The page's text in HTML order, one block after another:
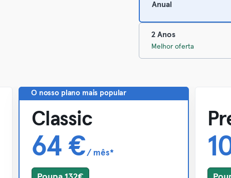
Anual
2 Anos
Melhor oferta
O nosso plano mais popular
Classic
64 € / mês*